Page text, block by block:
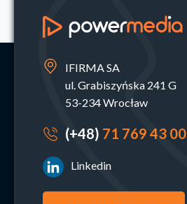
IFIRMA SA
ul. Grabiszyńska 241 G
53-234 Wrocław
(+48) 71 769 43 00
Linkedin